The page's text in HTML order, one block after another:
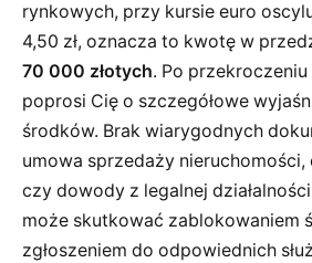
rynkowych, przy kursie euro
4,50 zł, oznacza to kwotę w
70 000 złotych. Po
poprosi Cię o szczegółowe
środków. Brak wiarygodnych
umowa sprzedaży nieruchomości,
czy dowody z legalnej
może skutkować zablokowaniem
zgłoszeniem do odpowiednich